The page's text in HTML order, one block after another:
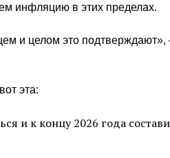
инфляцию в этих пределах.
и целом это
эта:
и к концу 2026 года